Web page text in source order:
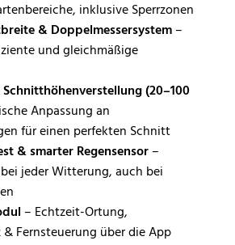
inklusive Sperrzonen
& Doppelmessersystem–
und gleichmäßige
(20–100
Anpassung an
für einen perfekten Schnitt
& smarter Regensensor–
jeder Witterung, auch bei
– Echtzeit-Ortung,
Fernsteuerung über die App